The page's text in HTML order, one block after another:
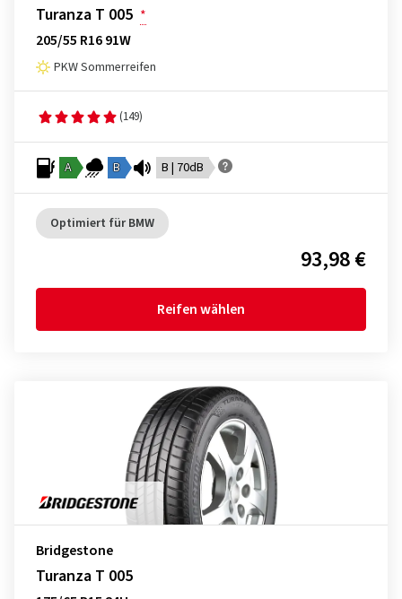
Turanza T 005 *
205/55 R16 91W
PKW Sommerreifen
(149)
A B B | 70dB
Optimiert für BMW
93,98 €
Reifen wählen
Bridgestone
Turanza T 005